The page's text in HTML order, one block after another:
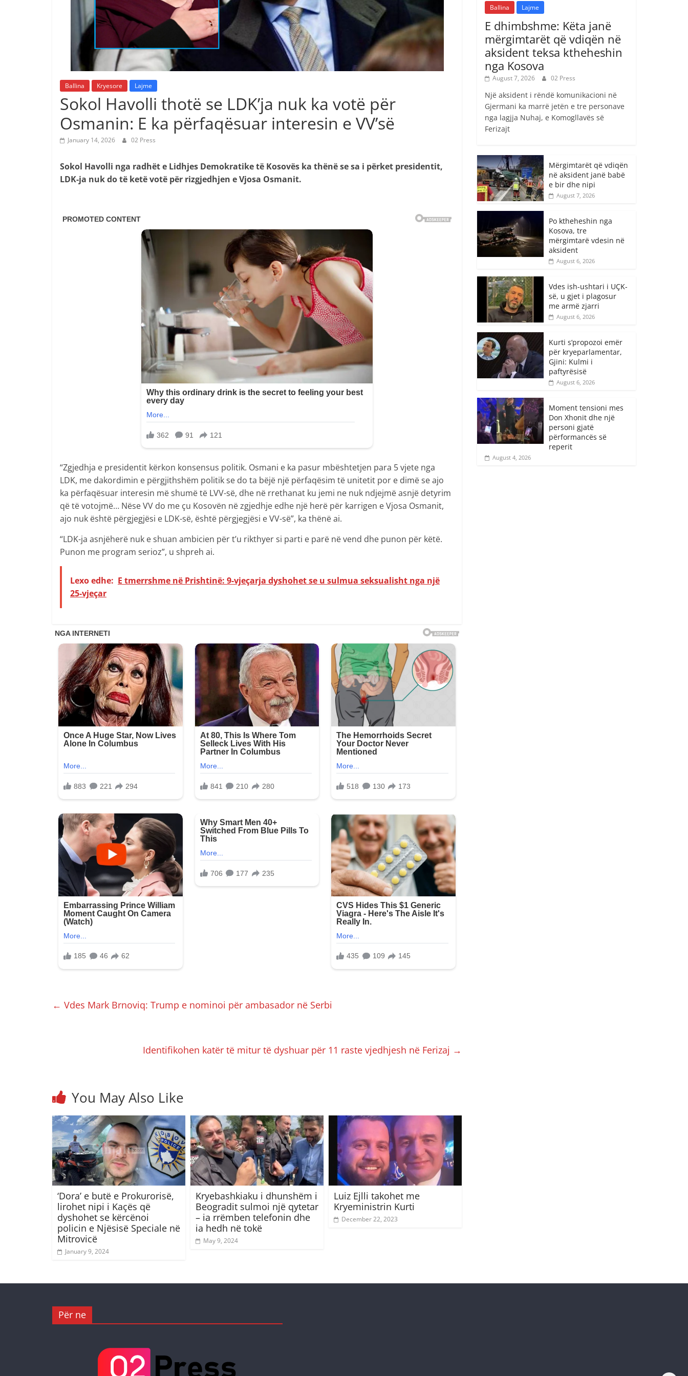
Ballina Kryesore Lajme
Sokol Havolli thotë se LDK’ja nuk ka votë për
Osmanin: E ka përfaqësuar interesin e VV’së
January 14, 2026 02 Press
Sokol Havolli nga radhët e Lidhjes Demokratike të Kosovës ka thënë se sa i përket presidentit,
LDK-ja nuk do të ketë votë për rizgjedhjen e Vjosa Osmanit.
“Zgjedhja e presidentit kërkon konsensus politik. Osmani e ka pasur mbështetjen para 5 vjete nga
LDK, me dakordimin e përgjithshëm politik se do ta bëjë një përfaqësim të unitetit por e dimë se ajo
ka përfaqësuar interesin më shumë të LVV-së, dhe në rrethanat ku jemi ne nuk ndjejmë asnjë detyrim
që të votojmë… Nëse VV do me çu Kosovën në zgjedhje edhe një herë për karrigen e Vjosa Osmanit,
ajo nuk është përgjegjësi e LDK-së, është përgjegjësi e VV-së”, ka thënë ai.
“LDK-ja asnjëherë nuk e shuan ambicien për t’u rikthyer si parti e parë në vend dhe punon për këtë.
Punon me program serioz”, u shpreh ai.
Lexo edhe: E tmerrshme në Prishtinë: 9-vjeçarja dyshohet se u sulmua seksualisht nga një
25-vjeçar
← Vdes Mark Brnoviq: Trump e nominoi për ambasador në Serbi
Identifikohen katër të mitur të dyshuar për 11 raste vjedhjesh në Ferizaj →
You May Also Like
‘Dora’ e butë e Prokurorisë,
lirohet nipi i Kaçës që
dyshohet se kërcënoi
policin e Njësisë Speciale në
Mitrovicë
January 9, 2024
Kryebashkiaku i dhunshëm i
Beogradit sulmoi një qytetar
– ia rrëmben telefonin dhe
ia hedh në tokë
May 9, 2024
Luiz Ejlli takohet me
Kryeministrin Kurti
December 22, 2023
Ballina Lajme
E dhimbshme: Këta janë
mërgimtarët që vdiqën në
aksident teksa ktheheshin
nga Kosova
August 7, 2026 02 Press
Një aksident i rëndë komunikacioni në
Gjermani ka marrë jetën e tre personave
nga lagjja Nuhaj, e Komogllavës së
Ferizajt
Mërgimtarët që vdiqën
në aksident janë babë
e bir dhe nipi
August 7, 2026
Po ktheheshin nga
Kosova, tre
mërgimtarë vdesin në
aksident
August 6, 2026
Vdes ish-ushtari i UÇK-
së, u gjet i plagosur
me armë zjarri
August 6, 2026
Kurti s’propozoi emër
për kryeparlamentar,
Gjini: Kulmi i
paftyrësisë
August 6, 2026
Moment tensioni mes
Don Xhonit dhe një
personi gjatë
përformancës së
reperit
August 4, 2026
Për ne